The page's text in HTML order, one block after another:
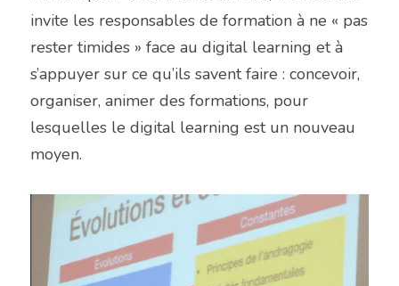
invite les responsables de formation à ne « pas
rester timides » face au digital learning et à
s’appuyer sur ce qu’ils savent faire : concevoir,
organiser, animer des formations, pour
lesquelles le digital learning est un nouveau
moyen.